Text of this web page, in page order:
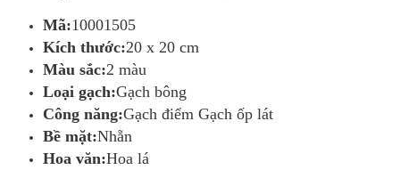
Mã:10001505
Kích thước:20 x 20 cm
Màu sắc:2 màu
Loại gạch:Gạch bông
Công năng:Gạch điểm Gạch ốp lát
Bề mặt:Nhẵn
Hoa văn:Hoa lá